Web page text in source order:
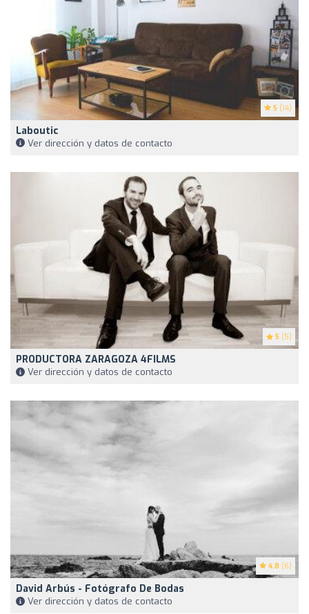
5 (14)
Laboutic
Ver dirección y datos de contacto
5 (5)
PRODUCTORA ZARAGOZA 4FILMS
Ver dirección y datos de contacto
4.8 (6)
David Arbús - Fotógrafo De Bodas
Ver dirección y datos de contacto